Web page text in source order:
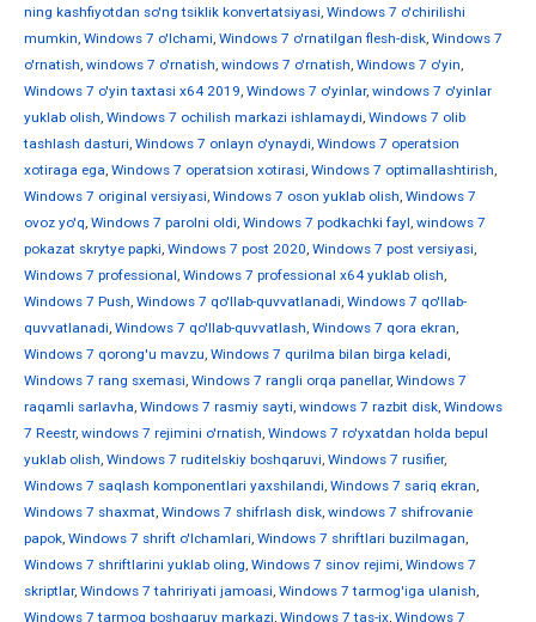
ning kashfiyotdan so'ng tsiklik konvertatsiyasi, Windows 7 o'chirilishi
mumkin, Windows 7 o'lchami, Windows 7 o'rnatilgan flesh-disk, Windows 7
o'rnatish, windows 7 o'rnatish, windows 7 o'rnatish, Windows 7 o'yin,
Windows 7 o'yin taxtasi x64 2019, Windows 7 o'yinlar, windows 7 o'yinlar
yuklab olish, Windows 7 ochilish markazi ishlamaydi, Windows 7 olib
tashlash dasturi, Windows 7 onlayn o'ynaydi, Windows 7 operatsion
xotiraga ega, Windows 7 operatsion xotirasi, Windows 7 optimallashtirish,
Windows 7 original versiyasi, Windows 7 oson yuklab olish, Windows 7
ovoz yo'q, Windows 7 parolni oldi, Windows 7 podkachki fayl, windows 7
pokazat skrytye papki, Windows 7 post 2020, Windows 7 post versiyasi,
Windows 7 professional, Windows 7 professional x64 yuklab olish,
Windows 7 Push, Windows 7 qo'llab-quvvatlanadi, Windows 7 qo'llab-
quvvatlanadi, Windows 7 qo'llab-quvvatlash, Windows 7 qora ekran,
Windows 7 qorong'u mavzu, Windows 7 qurilma bilan birga keladi,
Windows 7 rang sxemasi, Windows 7 rangli orqa panellar, Windows 7
raqamli sarlavha, Windows 7 rasmiy sayti, windows 7 razbit disk, Windows
7 Reestr, windows 7 rejimini o'rnatish, Windows 7 ro'yxatdan holda bepul
yuklab olish, Windows 7 ruditelskiy boshqaruvi, Windows 7 rusifier,
Windows 7 saqlash komponentlari yaxshilandi, Windows 7 sariq ekran,
Windows 7 shaxmat, Windows 7 shifrlash disk, windows 7 shifrovanie
papok, Windows 7 shrift o'lchamlari, Windows 7 shriftlari buzilmagan,
Windows 7 shriftlarini yuklab oling, Windows 7 sinov rejimi, Windows 7
skriptlar, Windows 7 tahririyati jamoasi, Windows 7 tarmog'iga ulanish,
Windows 7 tarmoq boshqaruv markazi, Windows 7 tas-ix, Windows 7